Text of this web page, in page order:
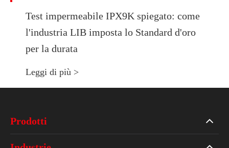
Test impermeabile IPX9K spiegato: come
l'industria LIB imposta lo Standard d'oro
per la durata
Leggi di più >
Prodotti